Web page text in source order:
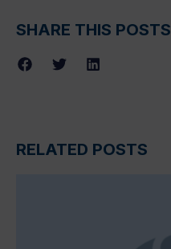
SHARE THIS POSTS
RELATED POSTS